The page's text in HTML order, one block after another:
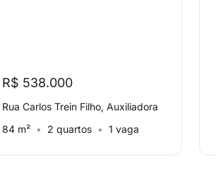
R$ 538.000
Rua Carlos Trein Filho, Auxiliadora
84 m²
2 quartos 1 vaga